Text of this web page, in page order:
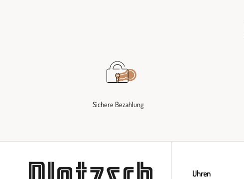
Sichere Bezahlung
Uhren